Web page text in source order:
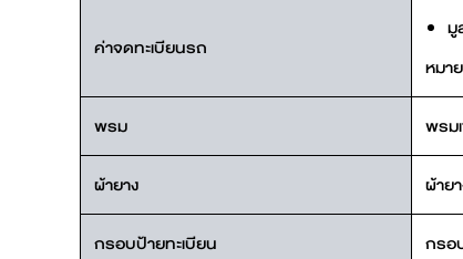
ค่าจดทะเบียนรถ
มู
หมา
พรม พรม
ผ้ายาง ผ้าย
กรอบป้ายทะเบียน กรอ